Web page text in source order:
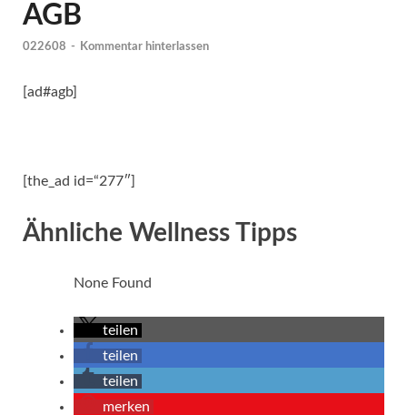
AGB
022608 - Kommentar hinterlassen
[ad#agb]
[the_ad id=“277″]
Ähnliche Wellness Tipps
None Found
teilen
teilen
teilen
merken